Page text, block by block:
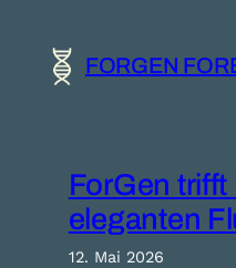
springen
FORGEN
ForGen trifft
eleganten
12. Mai 2026